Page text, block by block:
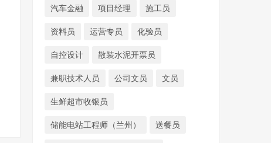
汽车金融 项目经理 施工员
资料员 运营专员 化验员
自控设计 散装水泥开票员
兼职技术人员 公司文员 文员
生鲜超市收银员
储能电站工程师（兰州） 送餐员